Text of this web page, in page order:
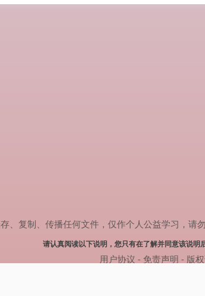
、复制、传播任何文件，仅作个人公益学习，
请认真阅读以下说明，您只有在了解并同意该说明
用户协议 - 免责声明 - 版